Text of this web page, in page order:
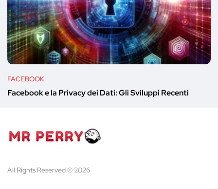
FACEBOOK
Facebook e la Privacy dei Dati: Gli Sviluppi Recenti
All Rights Reserved © 2026